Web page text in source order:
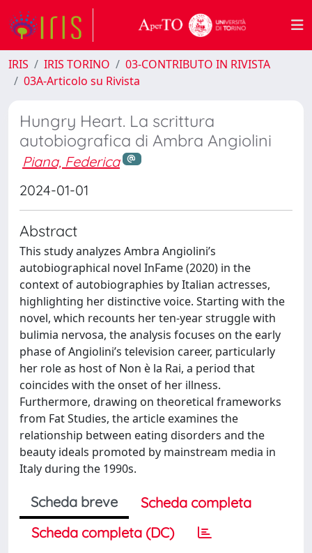
IRIS IRIS TORINO
03-CONTRIBUTO IN RIVISTA
03A-Articolo su Rivista
Hungry Heart. La scrittura
autobiografica di Ambra Angiolini
Piana, Federica
2024-01-01
Abstract
This study analyzes Ambra Angiolini’s
autobiographical novel InFame (2020) in the
context of autobiographies by Italian actresses,
highlighting her distinctive voice. Starting with the
novel, which recounts her ten-year struggle with
bulimia nervosa, the analysis focuses on the early
phase of Angiolini’s television career, particularly
her role as host of Non è la Rai, a period that
coincides with the onset of her illness.
Furthermore, drawing on theoretical frameworks
from Fat Studies, the article examines the
relationship between eating disorders and the
beauty ideals promoted by mainstream media in
Italy during the 1990s.
Scheda breve
Scheda completa
Scheda completa (DC)